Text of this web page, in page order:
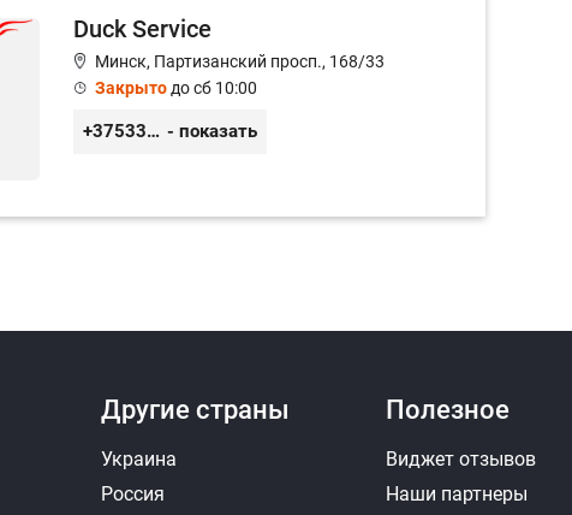
Duck Service
Минск, Партизанский просп., 168/33
Закрытодо сб 10:00
+375333416710 - показать
Другие страны
Украина
Россия
Полезное
Виджет отзывов
Наши партнеры